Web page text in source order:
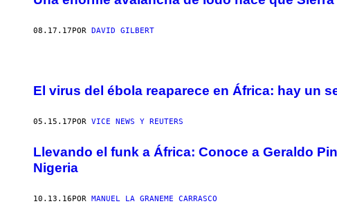
08.17.17 POR DAVID GILBERT
El virus del ébola reaparece en África: hay un
05.15.17POR VICE NEWS Y REUTERS
Llevando el funk a África: Conoce a Geraldo
Nigeria
10.13.16 POR MANUEL LA GRANEME CARRASCO